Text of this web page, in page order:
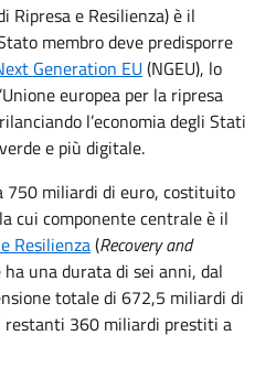
Ripresa e Resilienza) è il
membro deve predisporre
Generation EU (NGEU), lo
europea per la ripresa
l’economia degli Stati
e più digitale.
750 miliardi di euro, costituito
cui componente centrale è il
Resilienza(Recovery and
ha una durata di sei anni, dal
totale di 672,5 miliardi di
restanti 360 miliardi prestiti a